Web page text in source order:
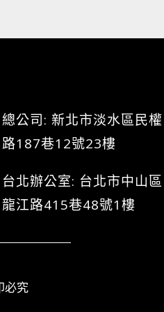
總公司: 新北市淡水區民權
路187巷12號23樓
台北辦公室: 台北市中山區
龍江路415巷48號1樓
必究